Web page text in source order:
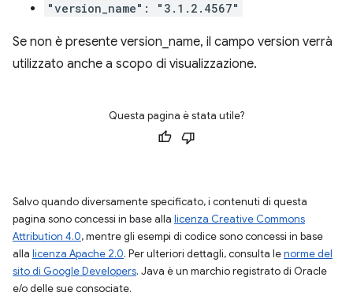
"version_name": "3.1.2.4567"
Se non è presente version_name, il campo version verrà
utilizzato anche a scopo di visualizzazione.
Questa pagina è stata utile?
Salvo quando diversamente specificato, i contenuti di questa
pagina sono concessi in base alla licenza Creative Commons
Attribution 4.0, mentre gli esempi di codice sono concessi in base
alla licenza Apache 2.0. Per ulteriori dettagli, consulta lenorme del
sito di Google Developers. Java è un marchio registrato di Oracle
e/o delle sue consociate.